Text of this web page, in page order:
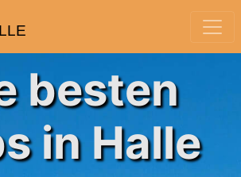
besten
in Halle